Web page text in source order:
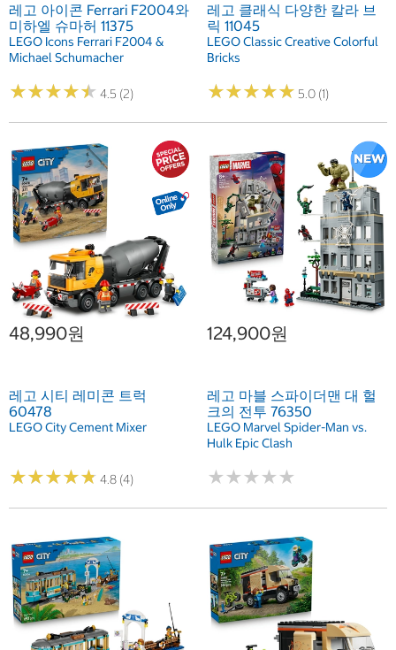
레고 아이콘 Ferrari F2004와
미하엘 슈마허 11375
LEGO Icons Ferrari F2004 &
Michael Schumacher
★★★★★
★★★★★ 4.5 (2)
레고 클래식 다양한 칼라 브
릭 11045
LEGO Classic Creative Colorful
Bricks
★★★★★
★★★★★ 5.0 (1)
48,990원
레고 시티 레미콘 트럭
60478
LEGO City Cement Mixer
★★★★★
★★★★★ 4.8 (4)
124,900원
레고 마블 스파이더맨 대 헐
크의 전투 76350
LEGO Marvel Spider-Man vs.
Hulk Epic Clash
★★★★★
★★★★★